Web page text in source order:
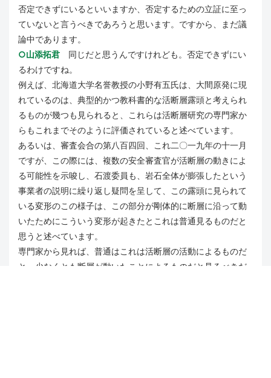
否定できずにいるといいますか、否定するための立証に至っ
ていないと言うべきであろうと思います。ですから、まだ議
論中であります。
○山添拓君 同じだと思うんですけれども。否定できずにい
るわけですね。
例えば、北海道大学名誉教授の小野有五氏は、大間原発に現
れているのは、典型的かつ教科書的な活断層露頭と考えられ
るものが幾つも見られると、これらは活断層研究の専門家か
らもこれまでそのように評価されていると述べています。
あるいは、審査会合の第八百四回、これ二〇一九年の十一月
ですが、この際には、複数の安全審査官が活断層の動きによ
る可能性を示唆し、石渡委員も、岩石全体が膨張したという
事業者の説明に繰り返し疑問を呈して、この露頭に見られて
いる変形のこの様子は、この部分が剛体的に断層に沿って動
いたためにこういう変形が起きたとこれは普通見るものだと
思うと述べています。
専門家から見れば、普通はこれは活断層の活動によるものだ
と、少なくとも断層が動いたことによるものだと見るべきだ